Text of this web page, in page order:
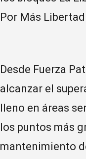
Por Más
Desde Fuerza
alcanzar el
lleno en áreas
los puntos más
mantenimiento